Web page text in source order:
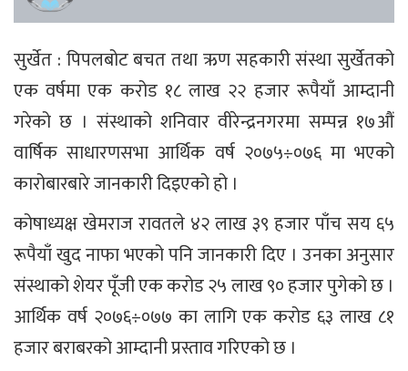
सुर्खेत : पिपलबोट बचत तथा ऋण सहकारी संस्था सुर्खेतको
एक वर्षमा एक करोड १८ लाख २२ हजार रूपैयाँ आम्दानी
गरेको छ । संस्थाको शनिवार वीरेन्द्रनगरमा सम्पन्न १७औं
वार्षिक साधारणसभा आर्थिक वर्ष २०७५÷०७६ मा भएको
कारोबारबारे जानकारी दिइएको हो ।
कोषाध्यक्ष खेमराज रावतले ४२ लाख ३९ हजार पाँच सय ६५
रूपैयाँ खुद नाफा भएको पनि जानकारी दिए । उनका अनुसार
संस्थाको शेयर पूँजी एक करोड २५ लाख ९० हजार पुगेको छ ।
आर्थिक वर्ष २०७६÷०७७ का लागि एक करोड ६३ लाख ८१
हजार बराबरको आम्दानी प्रस्ताव गरिएको छ ।